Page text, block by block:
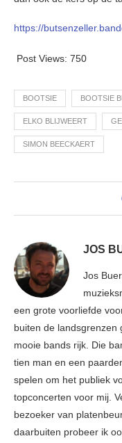
https://
Post Views: 750
BOOTSIE BOOTSIE
ELKO BLIJWEERT
SIMON BEECKAERT
JOS
Jos
een grote voorliefde
buiten de landsgrenzen
mooie bands rijk. Die
tien man en een
spelen om het publiek
topconcerten voor mij.
bezoeker van
daarbuiten probeer ik